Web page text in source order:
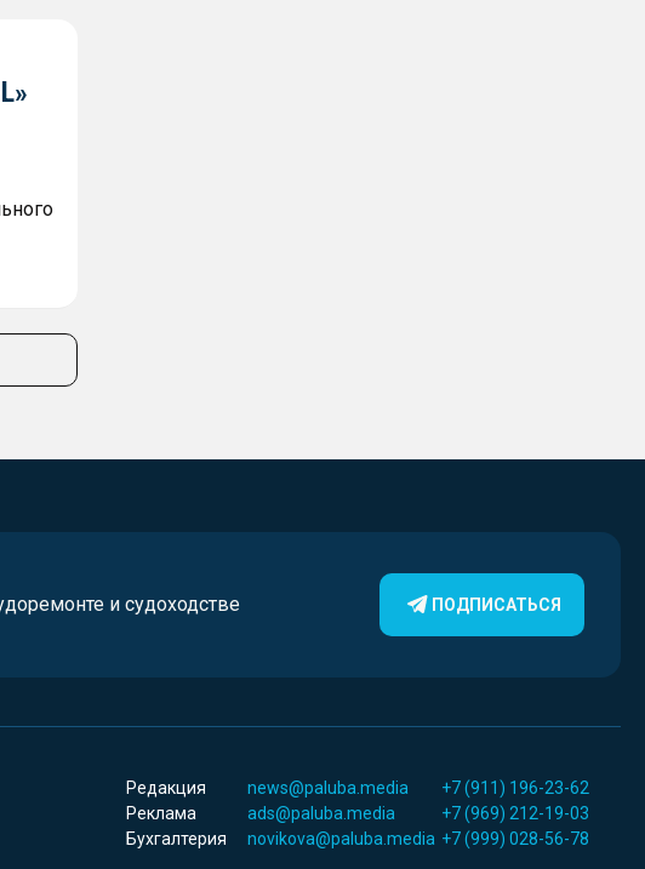
и судоходстве ПОДПИСАТЬСЯ
Редакция news@paluba.media
+7 (911) 196-23-62
Реклама
ads@paluba.media
+7 (969) 212-19-03
Бухгалтерия
novikova@paluba.media +7 (999) 028-56-78